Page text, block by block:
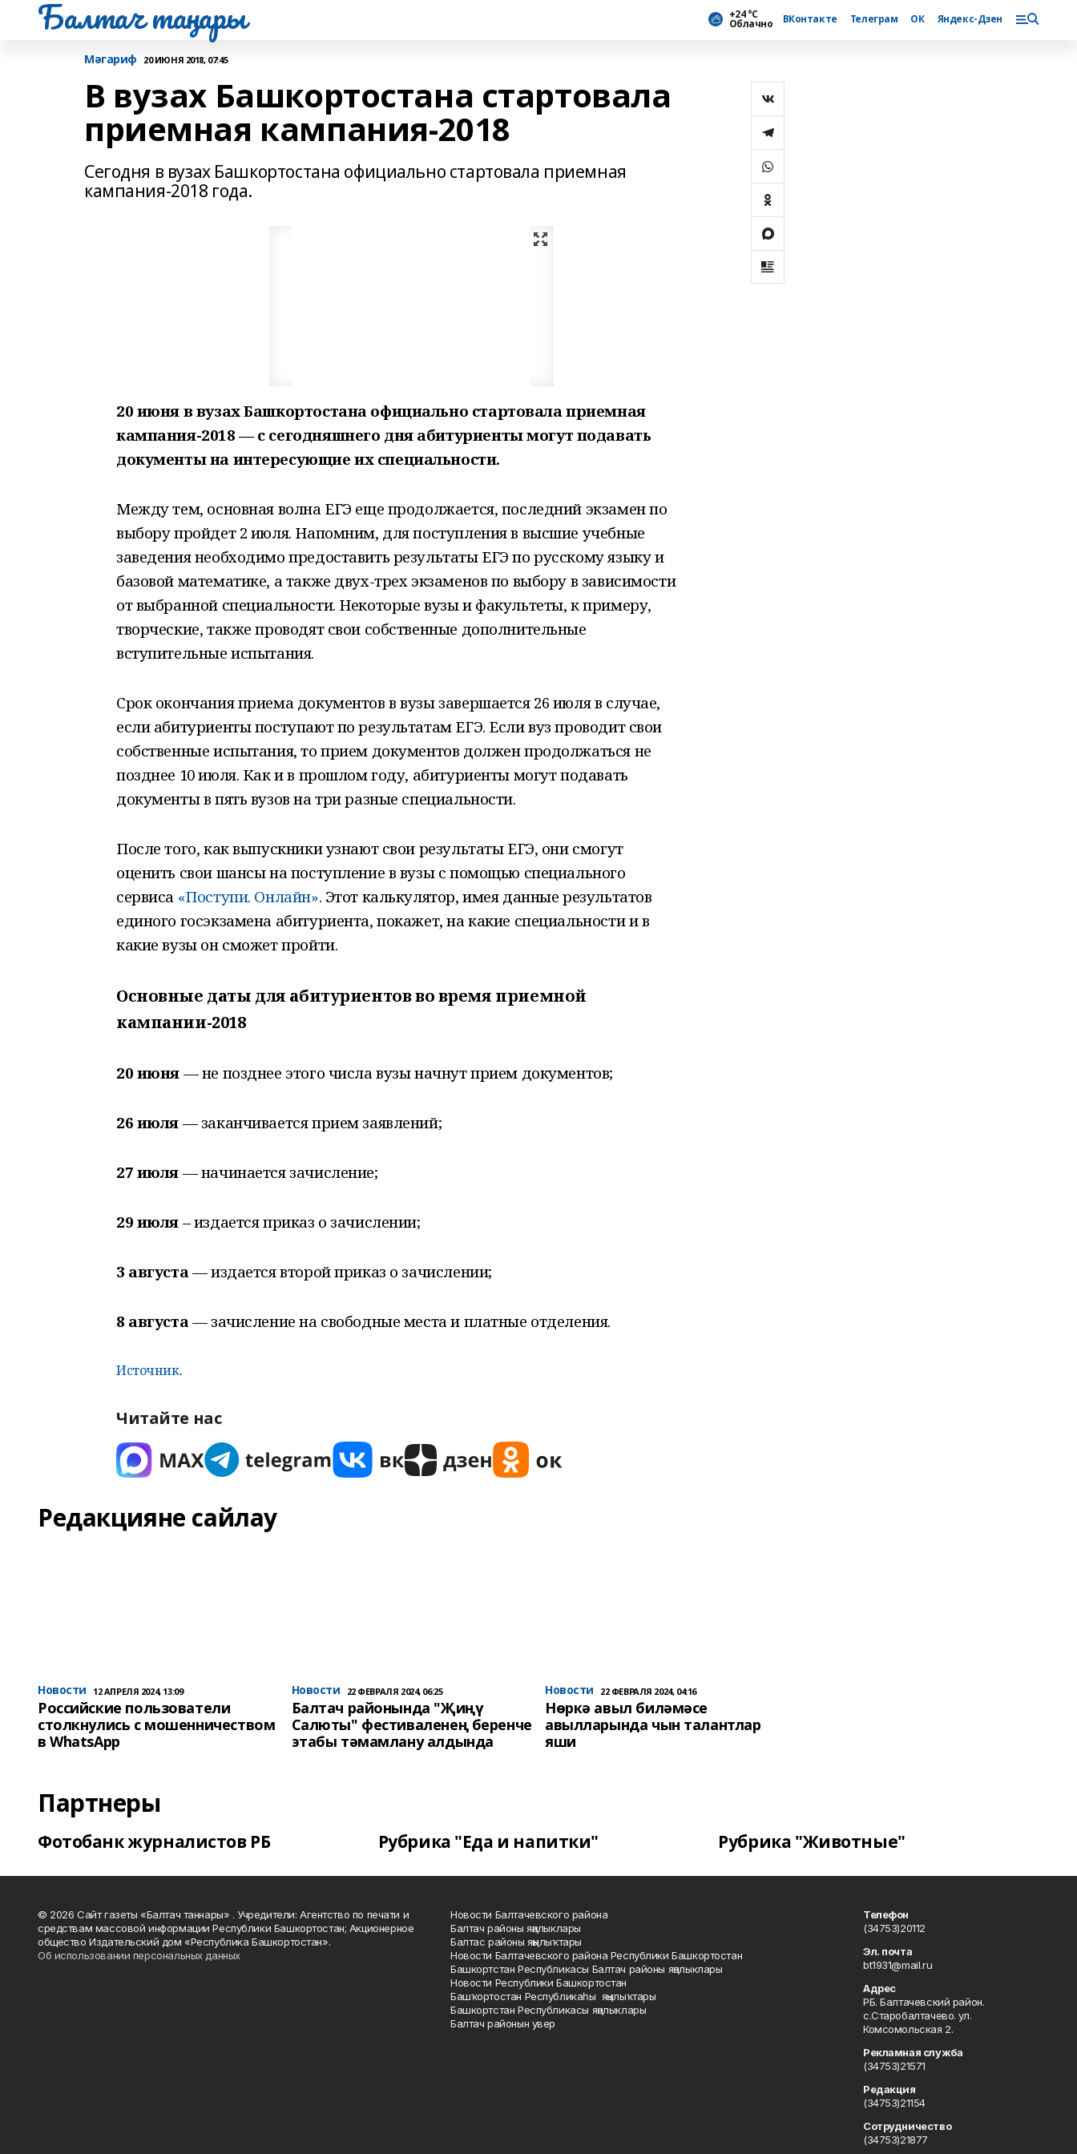
Балтач таңнары +24 °С
Облачно ВКонтакте Телеграм ОК Яндекс-Дзен
Мәгариф 20 ИЮНЯ 2018, 07:45
В вузах Башкортостана стартовала
приемная кампания-2018
Сегодня в вузах Башкортостана официально стартовала приемная
кампания-2018 года.
20 июня в вузах Башкортостана официально стартовала приемная
кампания-2018 — с сегодняшнего дня абитуриенты могут подавать
документы на интересующие их специальности.
Между тем, основная волна ЕГЭ еще продолжается, последний экзамен по
выбору пройдет 2 июля. Напомним, для поступления в высшие учебные
заведения необходимо предоставить результаты ЕГЭ по русскому языку и
базовой математике, а также двух-трех экзаменов по выбору в зависимости
от выбранной специальности. Некоторые вузы и факультеты, к примеру,
творческие, также проводят свои собственные дополнительные
вступительные испытания.
Срок окончания приема документов в вузы завершается 26 июля в случае,
если абитуриенты поступают по результатам ЕГЭ. Если вуз проводит свои
собственные испытания, то прием документов должен продолжаться не
позднее 10 июля. Как и в прошлом году, абитуриенты могут подавать
документы в пять вузов на три разные специальности.
После того, как выпускники узнают свои результаты ЕГЭ, они смогут
оценить свои шансы на поступление в вузы с помощью специального
сервиса «Поступи. Онлайн». Этот калькулятор, имея данные результатов
единого госэкзамена абитуриента, покажет, на какие специальности и в
какие вузы он сможет пройти.
Основные даты для абитуриентов во время приемной
кампании-2018
20 июня — не позднее этого числа вузы начнут прием документов;
26 июля — заканчивается прием заявлений;
27 июля — начинается зачисление;
29 июля – издается приказ о зачислении;
3 августа— издается второй приказ о зачислении;
8 августа— зачисление на свободные места и платные отделения.
Источник.
Читайте нас
Редакцияне сайлау
Новости 12 АПРЕЛЯ 2024, 13:09
Российские пользователи
столкнулись с мошенничеством
в WhatsApp
Новости 22 ФЕВРАЛЯ 2024, 06:25
Балтач районында "Җиңү
Салюты" фестиваленең беренче
этабы тәмамлану алдында
Новости 22 ФЕВРАЛЯ 2024, 04:16
Нөркә авыл биләмәсе
авылларында чын талантлар
яши
Партнеры
Фотобанк журналистов РБ Рубрика "Еда и напитки" Рубрика "Животные"
© 2026 Сайт газеты «Балтач таннары» . Учредители: Агентство по печати и
средствам массовой информации Республики Башкортостан; Акционерное
общество Издательский дом «Республика Башкортостан».
Об использовании персональных данных
Новости Балтачевского района
Балтач районы яңалыклары
Балтас районы яңылыҡтары
Новости Балтачевского района Республики Башкортостан
Башкортстан Республикасы Балтач районы яңалыклары
Новости Республики Башкортостан
Башҡортостан Республикаһы яңылыҡтары
Башкортстан Республикасы яңалыклары
Балтач районын увер
Телефон
(34753)20112
Эл. почта
bt1931@mail.ru
Адрес
РБ. Балтачевский район.
с.Старобалтачево. ул.
Комсомольская 2.
Рекламная служба
(34753)21571
Редакция
(34753)21154
Сотрудничество
(34753)21877